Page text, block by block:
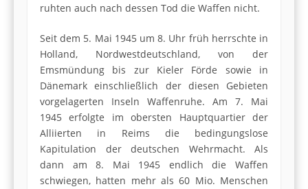
ruhten auch nach dessen Tod die Waffen nicht.
Seit dem 5. Mai 1945 um 8. Uhr früh herrschte in
Holland, Nordwestdeutschland, von der
Emsmündung bis zur Kieler Förde sowie in
Dänemark einschließlich der diesen Gebieten
vorgelagerten Inseln Waffenruhe. Am 7. Mai
1945 erfolgte im obersten Hauptquartier der
Alliierten in Reims die bedingungslose
Kapitulation der deutschen Wehrmacht. Als
dann am 8. Mai 1945 endlich die Waffen
schwiegen, hatten mehr als 60 Mio. Menschen